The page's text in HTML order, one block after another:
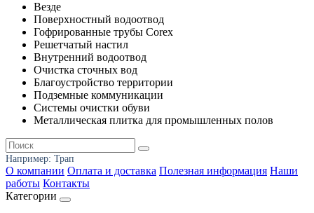
Везде
Поверхностный водоотвод
Гофрированные трубы Corex
Решетчатый настил
Внутренний водоотвод
Очистка сточных вод
Благоустройство территории
Подземные коммуникации
Системы очистки обуви
Металлическая плитка для промышленных полов
Например: Трап
О компании Оплата и доставка Полезная информация Наши
работы Контакты
Категории